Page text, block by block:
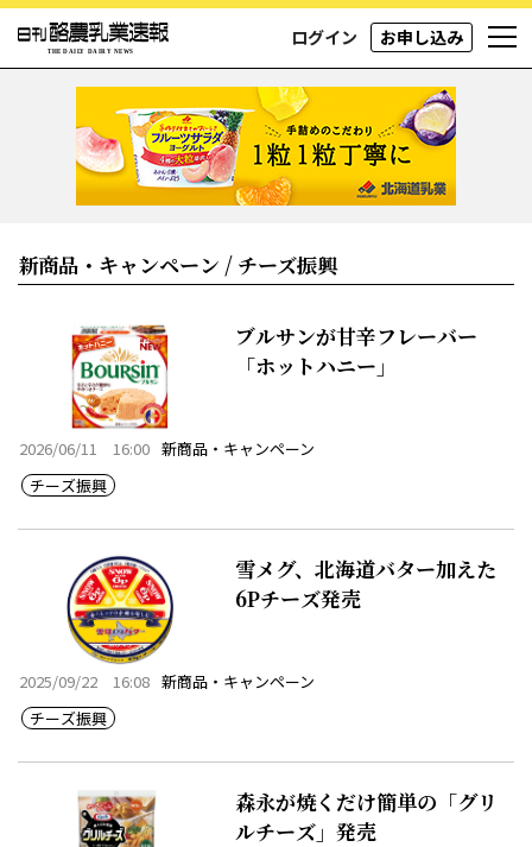
ログイン お申し込み
新商品・キャンペーン / チーズ振興
ブルサンが甘辛フレーバー
「ホットハニー」
2026/06/11 16:00 新商品・キャンペーン
チーズ振興
雪メグ、北海道バター加えた
6Pチーズ発売
2025/09/22 16:08 新商品・キャンペーン
チーズ振興
森永が焼くだけ簡単の「グリ
ルチーズ」発売